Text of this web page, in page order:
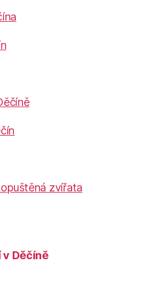
zvířata
Děčíně